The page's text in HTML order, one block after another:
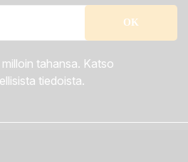
tahansa. Katso
tiedoista.